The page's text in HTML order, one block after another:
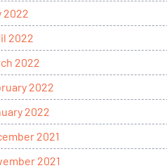
2022
2022
2022
2022
2022
2021
2021